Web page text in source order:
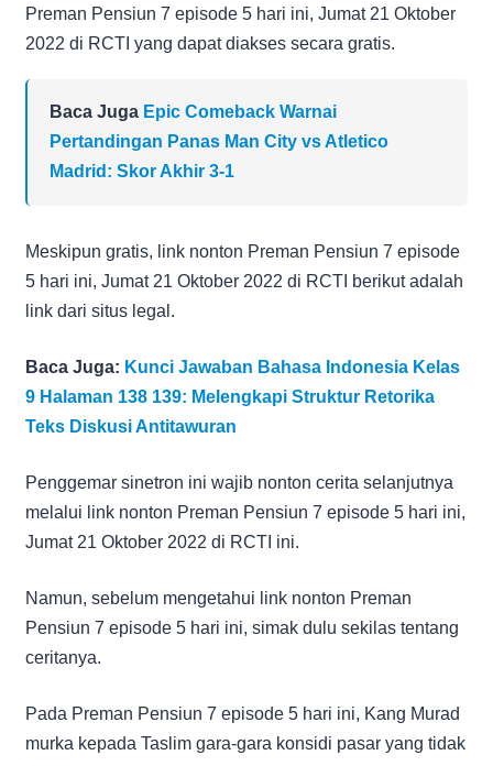
Preman Pensiun 7 episode 5 hari ini, Jumat 21 Oktober
2022 di RCTI yang dapat diakses secara gratis.
Baca Juga Epic Comeback Warnai
Pertandingan Panas Man City vs Atletico
Madrid: Skor Akhir 3-1
Meskipun gratis, link nonton Preman Pensiun 7 episode
5 hari ini, Jumat 21 Oktober 2022 di RCTI berikut adalah
link dari situs legal.
Baca Juga: Kunci Jawaban Bahasa Indonesia Kelas
9 Halaman 138 139: Melengkapi Struktur Retorika
Teks Diskusi Antitawuran
Penggemar sinetron ini wajib nonton cerita selanjutnya
melalui link nonton Preman Pensiun 7 episode 5 hari ini,
Jumat 21 Oktober 2022 di RCTI ini.
Namun, sebelum mengetahui link nonton Preman
Pensiun 7 episode 5 hari ini, simak dulu sekilas tentang
ceritanya.
Pada Preman Pensiun 7 episode 5 hari ini, Kang Murad
murka kepada Taslim gara-gara konsidi pasar yang tidak